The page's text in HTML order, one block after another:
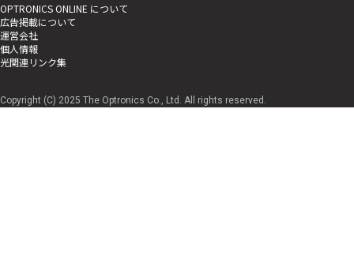
OPTRONICS ONLINE について
広告掲載について
運営会社
個人情報
光関連リンク集
Copyright (C) 2025 The Optronics Co., Ltd. All rights reserved.